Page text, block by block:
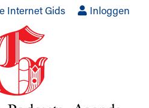
Internet Gids Inloggen